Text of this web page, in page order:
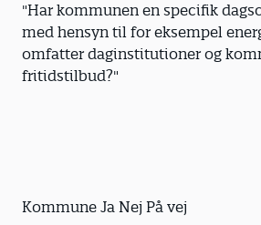
"Har kommunen en specifik
med hensyn til for eksempel
omfatter daginstitutioner og
fritidstilbud?"
Kommune Ja Nej På vej